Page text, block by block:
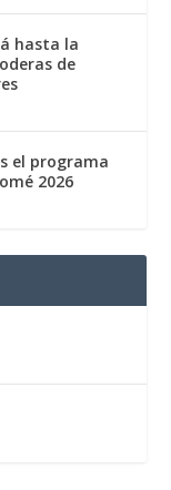
hasta la
de
el programa
2026